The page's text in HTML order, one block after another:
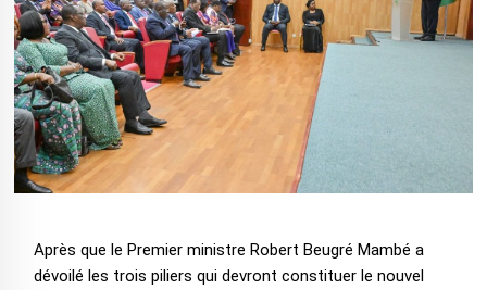
Après que le Premier ministre Robert Beugré Mambé a
dévoilé les trois piliers qui devront constituer le nouvel